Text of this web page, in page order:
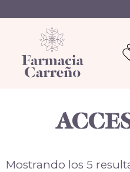
Mostrando los 5